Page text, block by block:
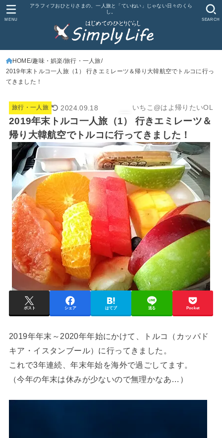
アラフィフおひとりさまの、一人旅と「ていねい」じゃない日々のくら
し。
SEARCH
MENU
HOME 趣味・娯楽 旅行・一人旅
2019年末トルコ一人旅（1） 行きエミレーツ＆帰り大韓航空でトルコに行っ
てきました！
旅行・一人旅 2024.09.18 いちこ@はよ帰りたいOL
2019年末トルコ一人旅（1） 行きエミレーツ＆
帰り大韓航空でトルコに行ってきました！
ポスト シェア はてブ 送る Pocket
2019年年末～2020年年始にかけて、トルコ（カッパド
キア・イスタンブール）に行ってきました。
これで3年連続、年末年始を海外で過ごしてます。
（今年の年末は休みが少ないので無理かなあ…）